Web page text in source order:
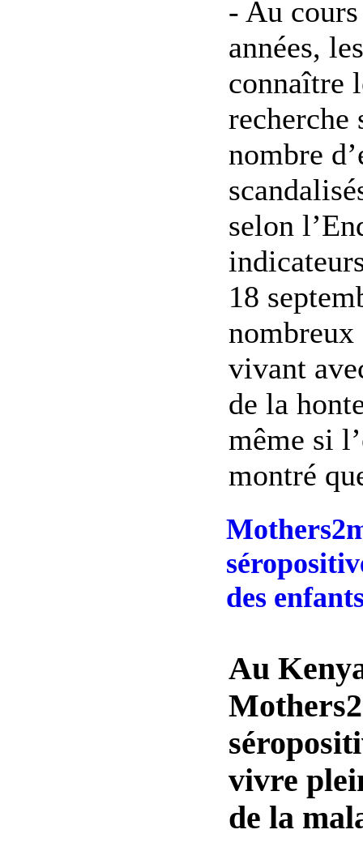
- Au
années,
connaître
recherche
nombre
selon
18
nombreux
vivant
de la
même si
montré
des
Au
vivre
de la